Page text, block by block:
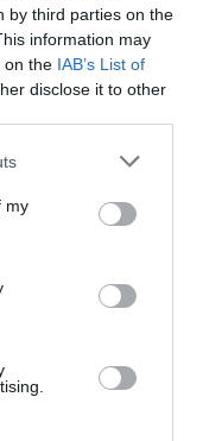
by third parties on the
information may
on the IAB’s List of
disclose it to other
my